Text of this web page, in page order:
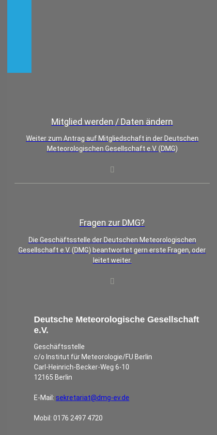
Mitglied werden / Daten ändern
Weiter zum Antrag auf Mitgliedschaft in der Deutschen
Meteorologischen Gesellschaft e.V. (DMG)
Fragen zur DMG?
Die Geschäftsstelle der Deutschen Meteorologischen
Gesellschaft e.V. (DMG) beantwortet gern erste Fragen, oder
leitet weiter.
Deutsche Meteorologische Gesellschaft
e.V.
Geschäftsstelle
c/o Institut für Meteorologie/FU Berlin
Carl-Heinrich-Becker-Weg 6-10
12165 Berlin
E-Mail: sekretariat@dmg-ev.de
Mobil: 0176 2497 4720